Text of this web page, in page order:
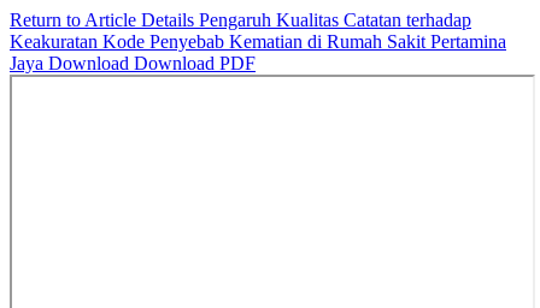
Return to Article Details Pengaruh Kualitas Catatan terhadap
Keakuratan Kode Penyebab Kematian di Rumah Sakit Pertamina
Jaya Download Download PDF